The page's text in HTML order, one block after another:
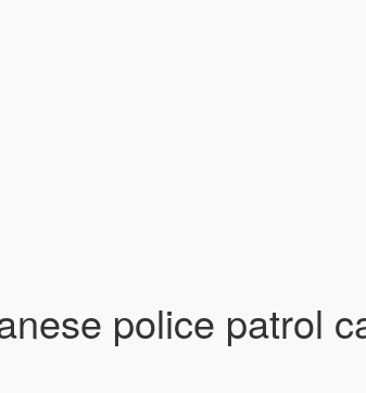
police patrol